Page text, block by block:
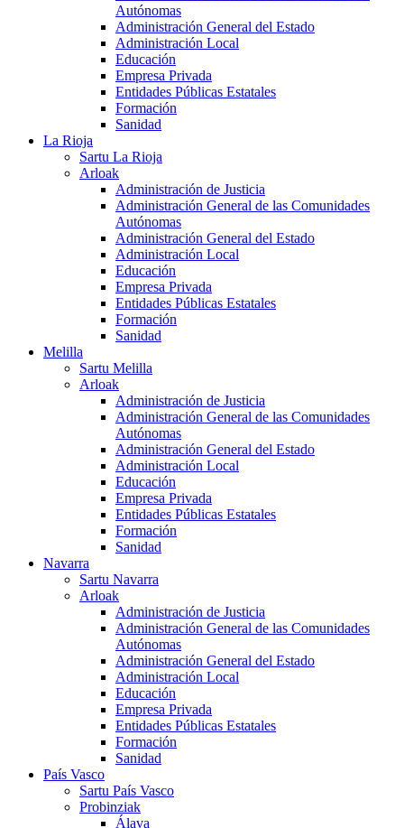
Autónomas
Administración General del Estado
Administración Local
Educación
Empresa Privada
Entidades Públicas Estatales
Formación
Sanidad
La Rioja
Sartu La Rioja
Arloak
Administración de Justicia
Administración General de las Comunidades
Autónomas
Administración General del Estado
Administración Local
Educación
Empresa Privada
Entidades Públicas Estatales
Formación
Sanidad
Melilla
Sartu Melilla
Arloak
Administración de Justicia
Administración General de las Comunidades
Autónomas
Administración General del Estado
Administración Local
Educación
Empresa Privada
Entidades Públicas Estatales
Formación
Sanidad
Navarra
Sartu Navarra
Arloak
Administración de Justicia
Administración General de las Comunidades
Autónomas
Administración General del Estado
Administración Local
Educación
Empresa Privada
Entidades Públicas Estatales
Formación
Sanidad
País Vasco
Sartu País Vasco
Probinziak
Álava